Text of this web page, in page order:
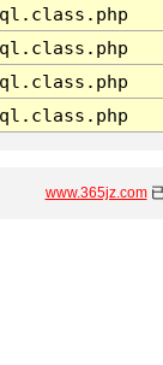
www.365jz.com